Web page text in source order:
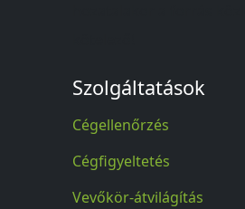
Szolgáltatások
Cégellenőrzés
Cégfigyeltetés
Vevőkör-átvilágítás